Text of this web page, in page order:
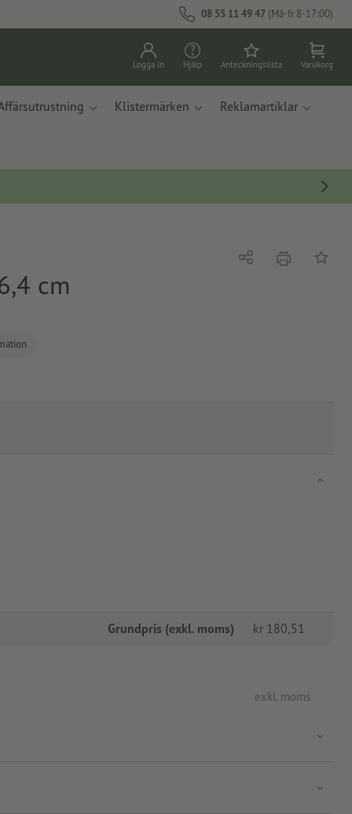
08 55 11 49 47 (Må-fr 8-17:00)
Logga in Hjälp Anteckningslista Varukorg
Klistermärken Reklamartiklar
cm
Dela erbjudande
På
Grundpris (exkl. moms) kr 180,51
exkl. moms